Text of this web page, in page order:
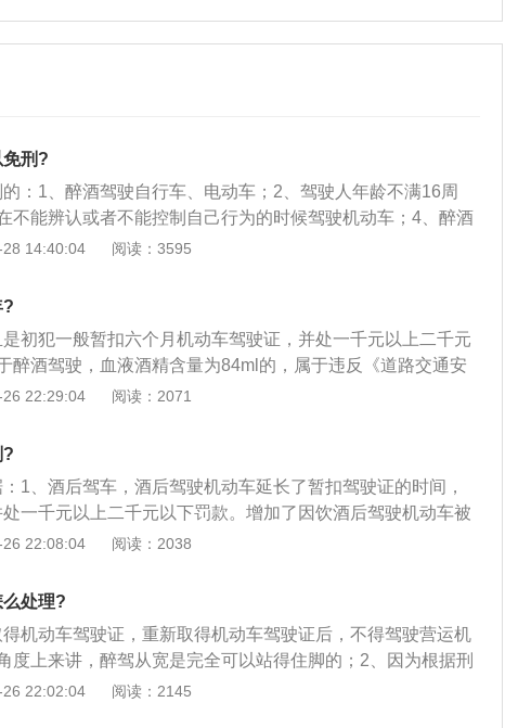
刑?
：1、醉酒驾驶自行车、电动车；2、驾驶人年龄不满16周
不能辨认或者不能控制自己行为的时候驾驶机动车；4、醉酒
比如老婆临产、酒精度刚达到醉酒标准且具有自首情节）。
14:40:04 阅读：3595
?
初犯一般暂扣六个月机动车驾驶证，并处一千元以上二千元
醉酒驾驶，血液酒精含量为84ml的，属于违反《道路交通安
认定，饮酒后驾驶机动车的，处暂扣六个月机动车驾驶证，
日以下拘留，并处一千元以上二千元以下罚款，吊销机动车
律规定：《中华人民共和国道路交通安全法》第九十一条饮
处暂扣六个月机动车驾驶证，并处一千元以上二千元以下罚
动车被处罚，再次饮酒后驾驶机动车的，处十日以下拘留，
元以下罚款，吊销机动车驾驶证。
22:29:04 阅读：2071
?
1、酒后驾车，酒后驾驶机动车延长了暂扣驾驶证的时间，
一千元以上二千元以下罚款。增加了因饮酒后驾驶机动车被
机动车的，处十日以下拘留，并处一千元以上二千元以下罚
酒醒，增加吊销机动车驾驶证，且针对该行为应依法追究刑
重新取得机动车驾驶证；3、酒后驾驶营运车辆，饮酒后驾
增加处十五日拘留的行政处罚，并处五千元罚款，吊销机动车
重新取得机动车驾驶证。
22:08:04 阅读：2038
处理?
机动车驾驶证，重新取得机动车驾驶证后，不得驾驶营运机
度上来讲，醉驾从宽是完全可以站得住脚的；2、因为根据刑
于犯罪情节轻微，依照刑法规定不需要判处刑罚或者免除刑
22:02:04 阅读：2145